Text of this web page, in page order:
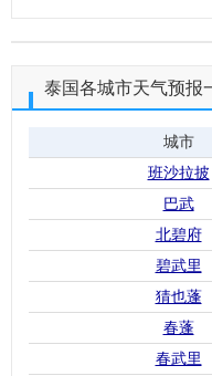
泰国各城市天气预报
城市
班沙拉披
巴武
北碧府
碧武里
猜也蓬
春蓬
春武里